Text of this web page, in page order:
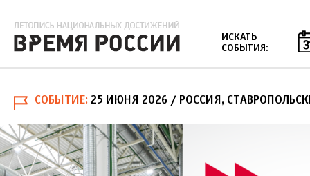
ИСКАТЬ
СОБЫТИЯ:
СОБЫТИЕ 25 ИЮНЯ 2026 / РОССИЯ,